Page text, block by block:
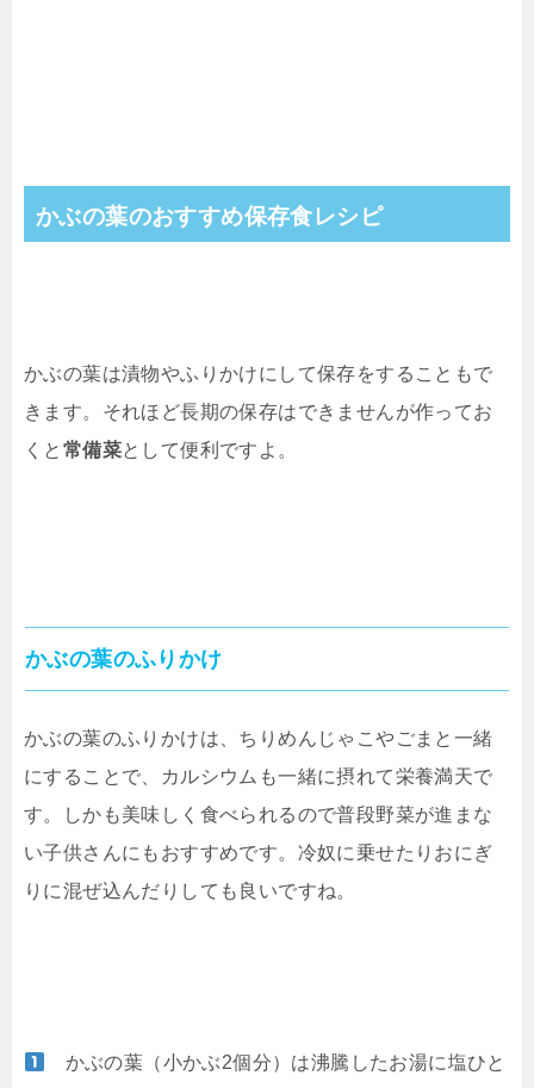
かぶの葉のおすすめ保存食レシピ
かぶの葉は漬物やふりかけにして保存をすることもで
きます。それほど長期の保存はできませんが作ってお
くと 常備菜として便利ですよ。
かぶの葉のふりかけ
かぶの葉のふりかけは、ちりめんじゃこやごまと一緒
にすることで、カルシウムも一緒に摂れて栄養満天で
す。しかも美味しく食べられるので普段野菜が進まな
い子供さんにもおすすめです。冷奴に乗せたりおにぎ
りに混ぜ込んだりしても良いですね。
かぶの葉（小かぶ2個分）は沸騰したお湯に塩ひと